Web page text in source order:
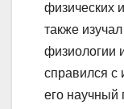
физических
также
физиологии
справился с
его научный